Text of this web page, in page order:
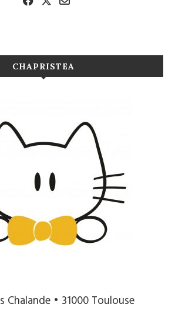
CHAPRISTEA
Chalande • 31000 Toulouse